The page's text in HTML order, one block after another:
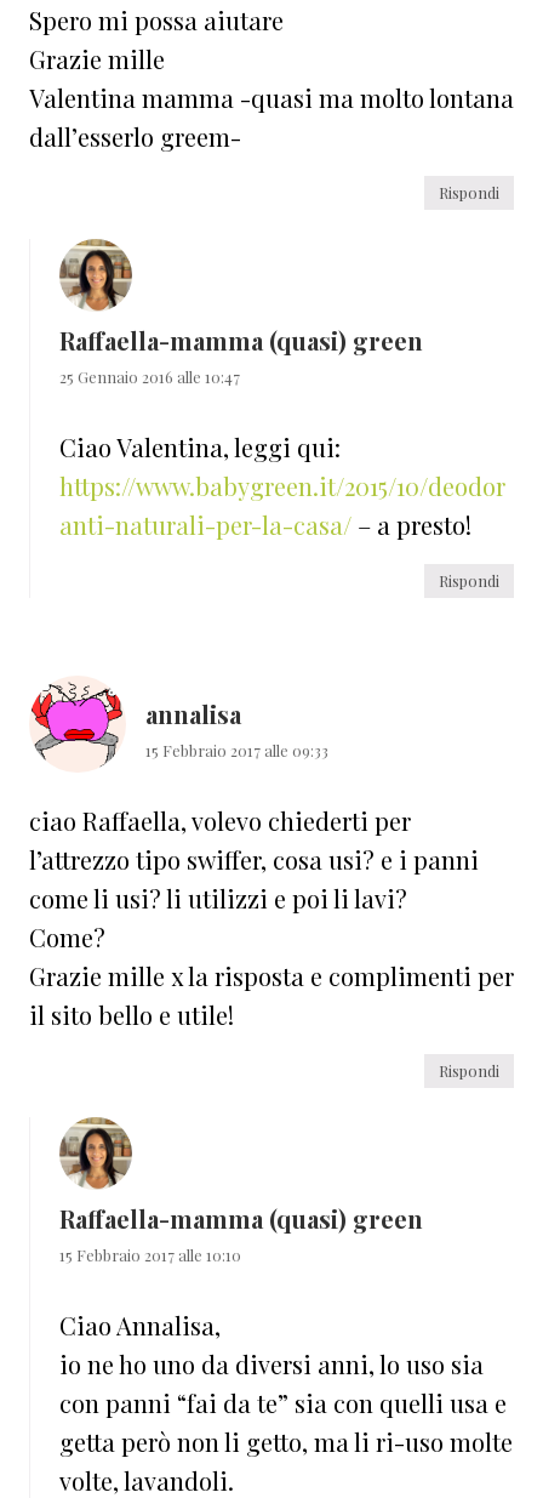
Spero mi possa aiutare
Grazie mille
Valentina mamma -quasi ma molto lontana
dall’esserlo greem-
Rispondi
Raffaella-mamma (quasi) green
25 Gennaio 2016 alle 10:47
Ciao Valentina, leggi qui:
https://www.babygreen.it/2015/10/deodor
anti-naturali-per-la-casa/ – a presto!
Rispondi
annalisa
15 Febbraio 2017 alle 09:33
ciao Raffaella, volevo chiederti per
l’attrezzo tipo swiffer, cosa usi? e i panni
come li usi? li utilizzi e poi li lavi?
Come?
Grazie mille x la risposta e complimenti per
il sito bello e utile!
Rispondi
Raffaella-mamma (quasi) green
15 Febbraio 2017 alle 10:10
Ciao Annalisa,
io ne ho uno da diversi anni, lo uso sia
con panni “fai da te” sia con quelli usa e
getta però non li getto, ma li ri-uso molte
volte, lavandoli.